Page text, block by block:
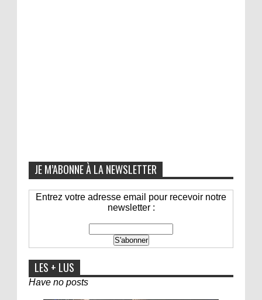
JE M’ABONNE À LA NEWSLETTER
Entrez votre adresse email pour recevoir notre
newsletter :
LES + LUS
Have no posts